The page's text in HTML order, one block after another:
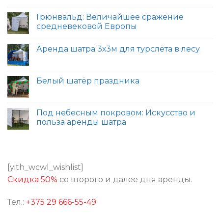
[yith_wcwl_wishlist]
Скидка 50% со второго и далее дня аренды.
Тел.: +375 29 666-55-49
Грюнвальд: Величайшее сражение
средневековой Европы
Аренда шатра 3х3м для турслёта в лесу
Белый шатёр праздника
Под небесным покровом: Искусство и
польза аренды шатра